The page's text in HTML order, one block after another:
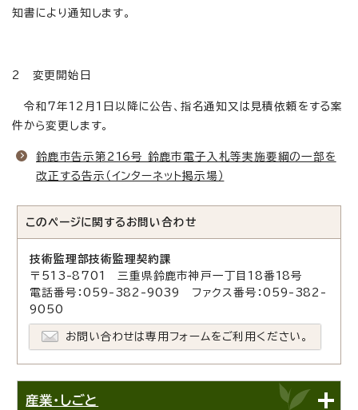
知書により通知します。
2 変更開始日
令和7年12月1日以降に公告、指名通知又は見積依頼をする案
件から変更します。
鈴鹿市告示第216号 鈴鹿市電子入札等実施要綱の一部を
改正する告示（インターネット掲示場）
このページに関する お問い合わせ
技術監理部技術監理契約課
〒513-8701 三重県鈴鹿市神戸一丁目18番18号
電話番号：059-382-9039 ファクス番号：059-382-
9050
お問い合わせは専用フォームをご利用ください。
産業・しごと